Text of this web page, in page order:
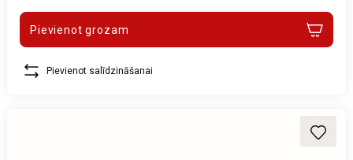
Pievienot grozam
Pievienot salīdzināšanai